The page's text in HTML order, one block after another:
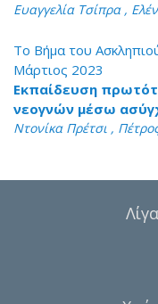
Ευαγγελία Τσίπρα ,
Το Βήμα του
Μάρτιος 2023
Εκπαίδευση
νεογνών μέσω
Ντονίκα Πρέτσι ,